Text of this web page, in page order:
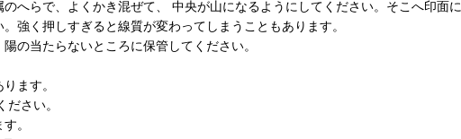
へらで、よくかき混ぜて、 中央が山になるようにしてください。そこへ印
強く押しすぎると線質が変わってしまうこともあります。
の当たらないところに保管してください。
ます。
さい。
。